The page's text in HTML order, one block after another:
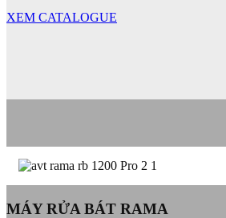
XEM CATALOGUE
MÁY RỬA BÁT RAMA